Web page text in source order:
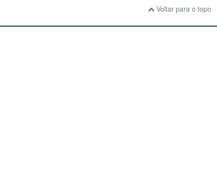
Voltar para o topo